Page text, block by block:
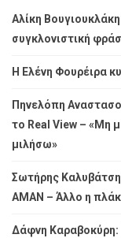
Αλίκη
συγκλονιστική
Η Ελένη Φουρέιρα
Πηνελόπη
το Real View – «Μη
μιλήσω»
Σωτήρης
ΑΜΑΝ – Άλλο η
Δάφνη Καραβοκύρη: